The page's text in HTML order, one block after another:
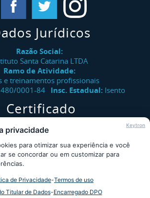
Jurídicos
Razão Social:
Santa Catarina LTDA
Ramo de Atividade:
e treinamentos profissionais
0001-84 Insc. Estadual: Isento
Certificado
de certificados emitidos pelo
Instituto Santa Catarina.
Consultar
Santa Catarina © - Todos os direitos
Keytron
privacidade
para otimizar sua experiência e você
se concordar ou em customizar para
de Privacidade-Termos de uso
Titular de Dados-Encarregado DPO